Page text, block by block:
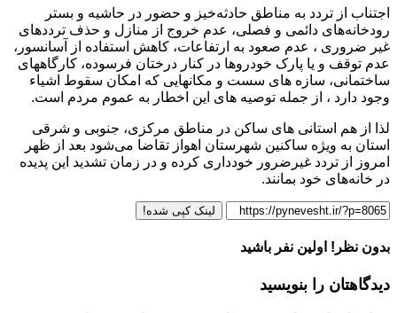
اجتناب از تردد به مناطق حادثه‌خیز و حضور در حاشیه و بستر
رودخانه‌های دائمی و فصلی، عدم خروج از منازل و حذف ترددهای
غیر ضروری ، عدم صعود به ارتفاعات، کاهش استفاده از آسانسور،
عدم توقف و یا پارک خودروها در کنار درختان فرسوده، کارگاههای
ساختمانی، سازه های سست و مکانهایی که امکان سقوط اشیاء
وجود دارد ، از جمله توصیه های این اخطار به عموم مردم است.
لذا از هم استانی های ساکن در مناطق مرکزی، جنوبی و شرقی
استان به ویژه ساکنین شهرستان اهواز تقاضا می‌شود بعد از ظهر
امروز از تردد غیرضرور خودداری کرده و در زمان تشدید این پدیده
در خانه‌های خود بمانند.
لینک کپی شده!
بدون نظر! اولین نفر باشید
دیدگاهتان را بنویسید